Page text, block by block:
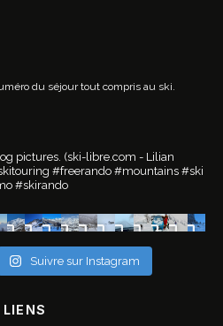
du séjour tout compris au ski.
pictures. (ski-libre.com - Lilian
#freerando #mountains #ski
#skirando
Suivre sur Instagram
LIENS